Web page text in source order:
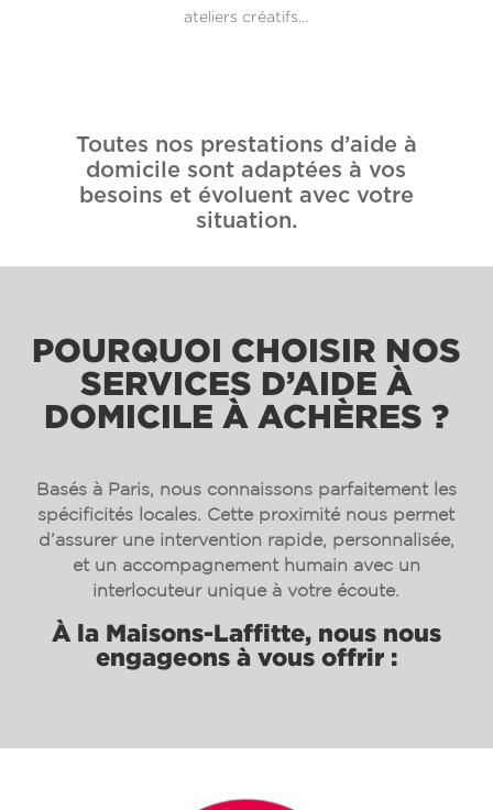
ateliers créatifs…
Toutes nos prestations d’aide à
domicile sont adaptées à vos
besoins et évoluent avec votre
situation.
POURQUOI CHOISIR NOS
SERVICES D’AIDE À
DOMICILE À ACHÈRES ?
Basés à Paris, nous connaissons parfaitement les
spécificités locales. Cette proximité nous permet
d’assurer une intervention rapide, personnalisée,
et un accompagnement humain avec un
interlocuteur unique à votre écoute.
À la Maisons-Laffitte, nous nous
engageons à vous offrir :